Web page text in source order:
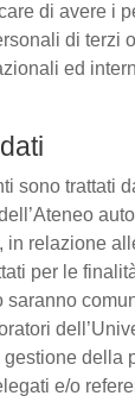
di avere i
di terzi
ed
sono trattati
in relazione
per le
saranno
della
e/o